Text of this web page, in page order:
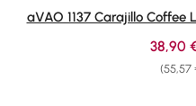
aVAO 1137 Carajillo Coffee
(55,57
38,90